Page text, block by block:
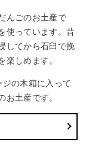
んごのお土産で
使っています。昔
してから石臼で挽
楽しめます。
の木箱に入って
お土産です。